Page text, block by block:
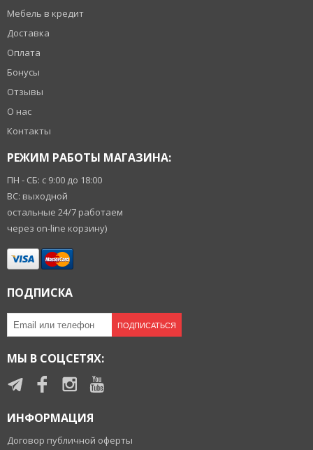
Мебель в кредит
Доставка
Оплата
Бонусы
Отзывы
О нас
Контакты
РЕЖИМ РАБОТЫ МАГАЗИНА:
ПН - СБ: с 9:00 до 18:00
ВС: выходной
остальные 24/7 работаем
через on-line корзину)
ПОДПИСКА
ПОДПИСАТЬСЯ
МЫ В СОЦСЕТЯХ:
ИНФОРМАЦИЯ
Договор публичной оферты